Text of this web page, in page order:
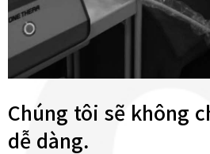
Chúng tôi sẽ không
dễ dàng.